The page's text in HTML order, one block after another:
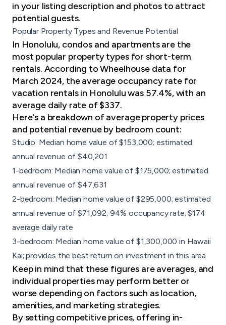
in your listing description and photos to attract
potential guests.
Popular Property Types and Revenue Potential
In Honolulu, condos and apartments are the
most popular property types for short-term
rentals. According to Wheelhouse data for
March 2024, the average occupancy rate for
vacation rentals in Honolulu was 57.4%, with an
average daily rate of $337.
Here's a breakdown of average property prices
and potential revenue by bedroom count:
Studio: Median home value of $153,000; estimated
annual revenue of $40,201
1-bedroom: Median home value of $175,000; estimated
annual revenue of $47,631
2-bedroom: Median home value of $295,000; estimated
annual revenue of $71,092; 94% occupancy rate; $174
average daily rate
3-bedroom: Median home value of $1,300,000 in Hawaii
Kai; provides the best return on investment in this area
Keep in mind that these figures are averages, and
individual properties may perform better or
worse depending on factors such as location,
amenities, and marketing strategies.
By setting competitive prices, offering in-